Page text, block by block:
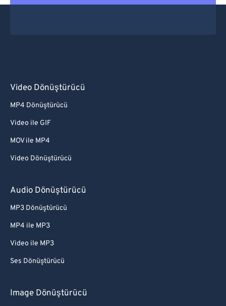
Video Dönüştürücü
MP4 Dönüştürücü
Video ile GIF
MOV ile MP4
Video Dönüştürücü
Audio Dönüştürücü
MP3 Dönüştürücü
MP4 ile MP3
Video ile MP3
Ses Dönüştürücü
Image Dönüştürücü